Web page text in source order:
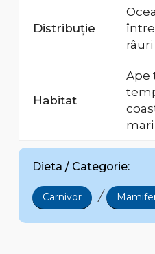
Distribuție
Habitat
Ape
mari
Dieta / Categorie:
Carnivor /